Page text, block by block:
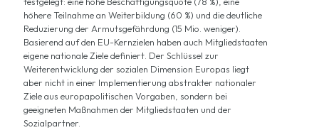
höhere Teilnahme an Weiterbildung (60 %) und die deutliche
Reduzierung der Armutsgefährdung (15 Mio. weniger).
Basierend auf den EU-Kernzielen haben auch Mitgliedstaaten
eigene nationale Ziele definiert. Der Schlüssel zur
Weiterentwicklung der sozialen Dimension Europas liegt
aber nicht in einer Implementierung abstrakter nationaler
Ziele aus europapolitischen Vorgaben, sondern bei
geeigneten Maßnahmen der Mitgliedstaaten und der
Sozialpartner.